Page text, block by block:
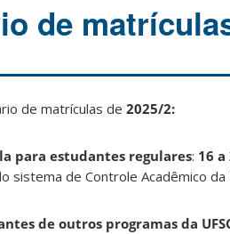
de
de matrículas de 2025/2:
para estudantes regulares: 16 a
sistema de Controle Acadêmico da
de outros programas da